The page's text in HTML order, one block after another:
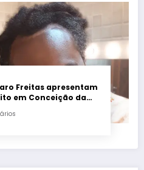
Freitas apresentam
em Conceição da